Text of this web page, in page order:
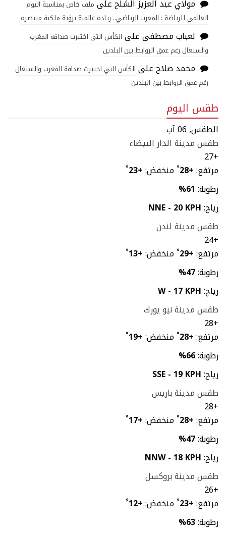
مولاي عبد العزيز الشلحعلى ملف خاص بمناسبة اليوم
العالمي للرياضة : المغرب الرياضي.. ريادة عالمية برؤية ملكية متبصرة
لعباب مصطفىعلى الكأس التي اختبرت صداقة المغرب
والسنغال رغم عمق الروابط بين البلدين
محمد صلاحعلى الكأس التي اختبرت صداقة المغرب والسنغال
رغم عمق الروابط بين البلدين
طقس اليوم
الطقس, 06 آب
طقس مدينة الدار البيضاء
+
27
مرتفع:+
28
° منخفض:+
23
°
رطوبة: 61%
رياح:NNE - 20 KPH
طقس مدينة لندن
+
24
مرتفع:+
29
° منخفض:+
13
°
رطوبة:47%
رياح:W - 17 KPH
طقس مدينة نيو يورك
+
28
مرتفع:+
28
° منخفض:+
19
°
رطوبة:66%
رياح:SSE - 19 KPH
طقس مدينة باريس
+
28
مرتفع:+
28
° منخفض:+
17
°
رطوبة:47%
رياح:NNW - 18 KPH
طقس مدينة بروكسل
+
26
مرتفع:+
23
° منخفض:+
12
°
رطوبة:63%